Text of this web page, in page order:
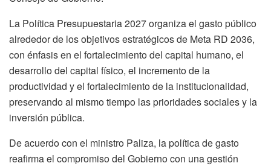
La Política Presupuestaria 2027 organiza el gasto público
alrededor de los objetivos estratégicos de Meta RD 2036,
con énfasis en el fortalecimiento del capital humano, el
desarrollo del capital físico, el incremento de la
productividad y el fortalecimiento de la institucionalidad,
preservando al mismo tiempo las prioridades sociales y la
inversión pública.
De acuerdo con el ministro Paliza, la política de gasto
reafirma el compromiso del Gobierno con una gestión